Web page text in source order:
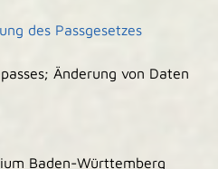
des Passgesetzes
Änderung von Daten
Baden-Württemberg